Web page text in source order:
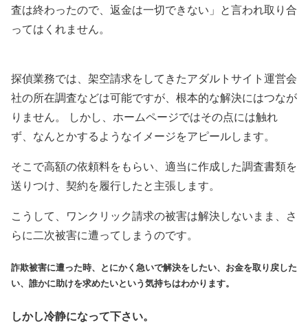
査は終わったので、返金は一切できない」と言われ取り合
ってはくれません。
探偵業務では、架空請求をしてきたアダルトサイト運営会
社の所在調査などは可能ですが、根本的な解決にはつなが
りません。 しかし、ホームページではその点には触れ
ず、なんとかするようなイメージをアピールします。
そこで高額の依頼料をもらい、適当に作成した調査書類を
送りつけ、契約を履行したと主張します。
こうして、ワンクリック請求の被害は解決しないまま、さ
らに二次被害に遭ってしまうのです。
詐欺被害に遭った時、とにかく急いで解決をしたい、お金を取り戻した
い、誰かに助けを求めたいという気持ちはわかります。
しかし冷静になって下さい。